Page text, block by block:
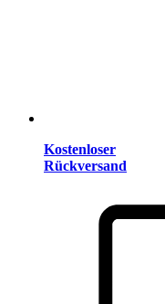
Kostenloser
Rückversand